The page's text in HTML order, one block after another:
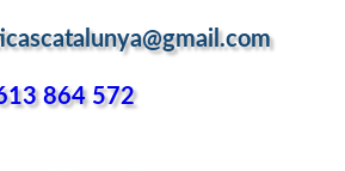
864 572